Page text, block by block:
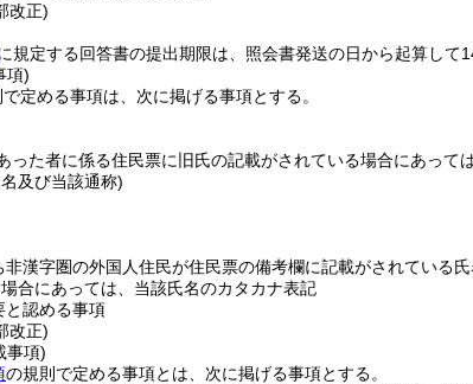
改正)
規定する回答書の提出期限は、照会書発送の日から起算して
項)
定める事項は、次に掲げる事項とする。
った者に係る住民票に旧氏の記載がされている場合にあっ
及び当該通称)
非漢字圏の外国人住民が住民票の備考欄に記載がされている
合にあっては、当該氏名のカタカナ表記
と認める事項
改正)
事項)
の規則で定める事項とは、次に掲げる事項とする。